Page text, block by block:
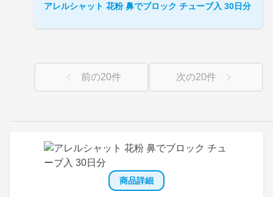
商品詳細
アレルシャット 花粉 鼻でブロック チューブ入 30日分
前の20件 次の20件